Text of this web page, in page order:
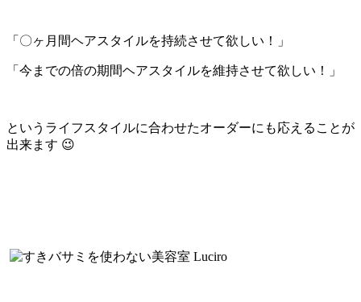
「〇ヶ月間ヘアスタイルを持続させて欲しい！」
「今までの倍の期間ヘアスタイルを維持させて欲しい！」
というライフスタイルに合わせたオーダーにも応えることが
出来ます 😉